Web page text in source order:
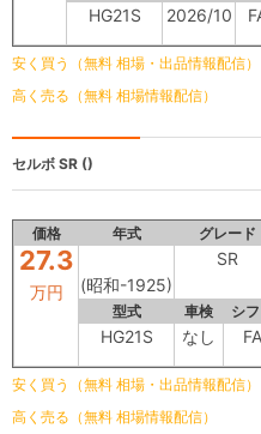
HG21S 2026/10
安く買う（無料 相場・出品情報配信）
高く売る（無料 相場情報配信）
セルボ SR ()
価格 年式 グレード
27.3
万円 (昭和-1925)
SR
型式 車検 シ
HG21S なし FA
安く買う（無料 相場・出品情報配信）
高く売る（無料 相場情報配信）